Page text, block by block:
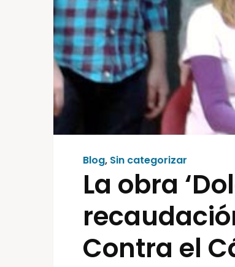
Blog, Sin categorizar
La obra
Contra el